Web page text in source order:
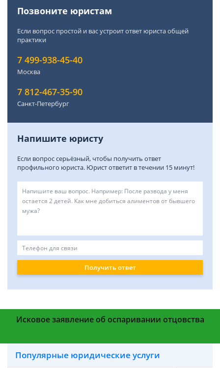
Позвоните юристам
Если вопрос простой и вас устроит ответ юриста общей
практики
7 499-938-45-40
Москва
7 812-467-35-90
Санкт-Петербург
Напишите юристу
Если вопрос серьёзный, чтобы получить ответ
профильного юриста. Юрист ответит в течении 15 минут!
Получить ответ
Исковое заявление об оспаривании отцовства
Популярные юридические услуги